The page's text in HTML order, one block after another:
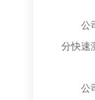
公司
分快速
公司